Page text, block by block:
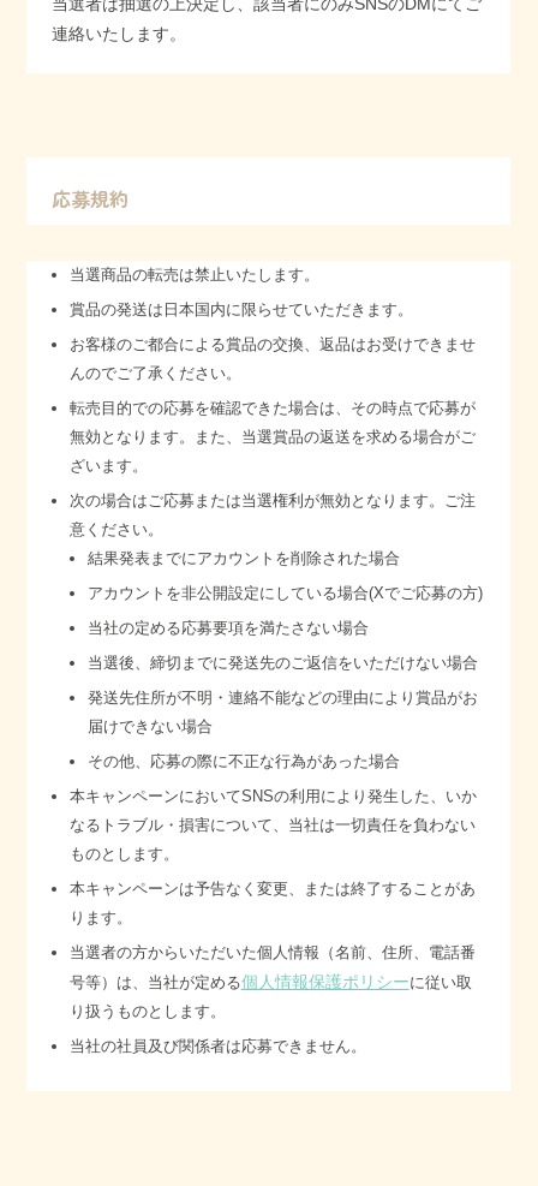
連絡いたします。
応募規約
当選商品の転売は禁止いたします。
賞品の発送は日本国内に限らせていただきます。
お客様のご都合による賞品の交換、返品はお受けできませ
んのでご了承ください。
転売目的での応募を確認できた場合は、その時点で応募が
無効となります。また、当選賞品の返送を求める場合がご
ざいます。
次の場合はご応募または当選権利が無効となります。ご注
意ください。
結果発表までにアカウントを削除された場合
アカウントを非公開設定にしている場合(Xでご応募の方)
当社の定める応募要項を満たさない場合
当選後、締切までに発送先のご返信をいただけない場合
発送先住所が不明・連絡不能などの理由により賞品がお
届けできない場合
その他、応募の際に不正な行為があった場合
本キャンペーンにおいてSNSの利用により発生した、いか
なるトラブル・損害について、当社は一切責任を負わない
ものとします。
本キャンペーンは予告なく変更、または終了することがあ
ります。
当選者の方からいただいた個人情報（名前、住所、電話番
号等）は、当社が定める個人情報保護ポリシーに従い取
り扱うものとします。
当社の社員及び関係者は応募できません。